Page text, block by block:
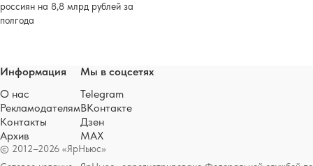
россиян на 8,8 млрд рублей за
полгода
© 2012–2026 «ЯрНьюс»
Информация
О нас
Рекламодателям
Контакты
Архив
Мы в соцсетях
Telegram
ВКонтакте
Дзен
MAX